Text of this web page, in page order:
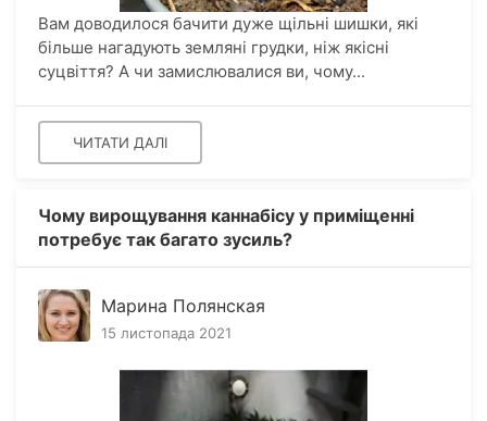
Вам доводилося бачити дуже щільні шишки, які
більше нагадують земляні грудки, ніж якісні
суцвіття? А чи замислювалися ви, чому...
ЧИТАТИ ДАЛІ
Чому вирощування каннабісу у приміщенні
потребує так багато зусиль?
Марина Полянская
15 листопада 2021